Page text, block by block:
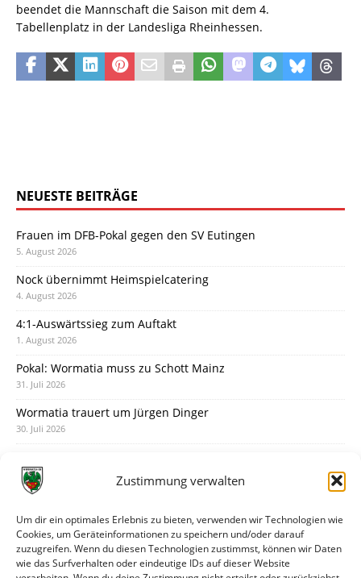
Zustimmung verwalten
Um dir ein optimales Erlebnis zu bieten, verwenden wir Technologien wie
Cookies, um Geräteinformationen zu speichern und/oder darauf
zuzugreifen. Wenn du diesen Technologien zustimmst, können wir Daten
wie das Surfverhalten oder eindeutige IDs auf dieser Website
beendet die Mannschaft die Saison mit dem 4.
Tabellenplatz in der Landesliga Rheinhessen.
NEUESTE BEITRÄGE
Frauen im DFB-Pokal gegen den SV Eutingen
5. August 2026
Nock übernimmt Heimspielcatering
4. August 2026
4:1-Auswärtssieg zum Auftakt
1. August 2026
Pokal: Wormatia muss zu Schott Mainz
31. Juli 2026
Wormatia trauert um Jürgen Dinger
30. Juli 2026
28. Juli 2026
28. Juli 2026
Neue Podcast-Folge: So tickt Björn!
27. Juli 2026